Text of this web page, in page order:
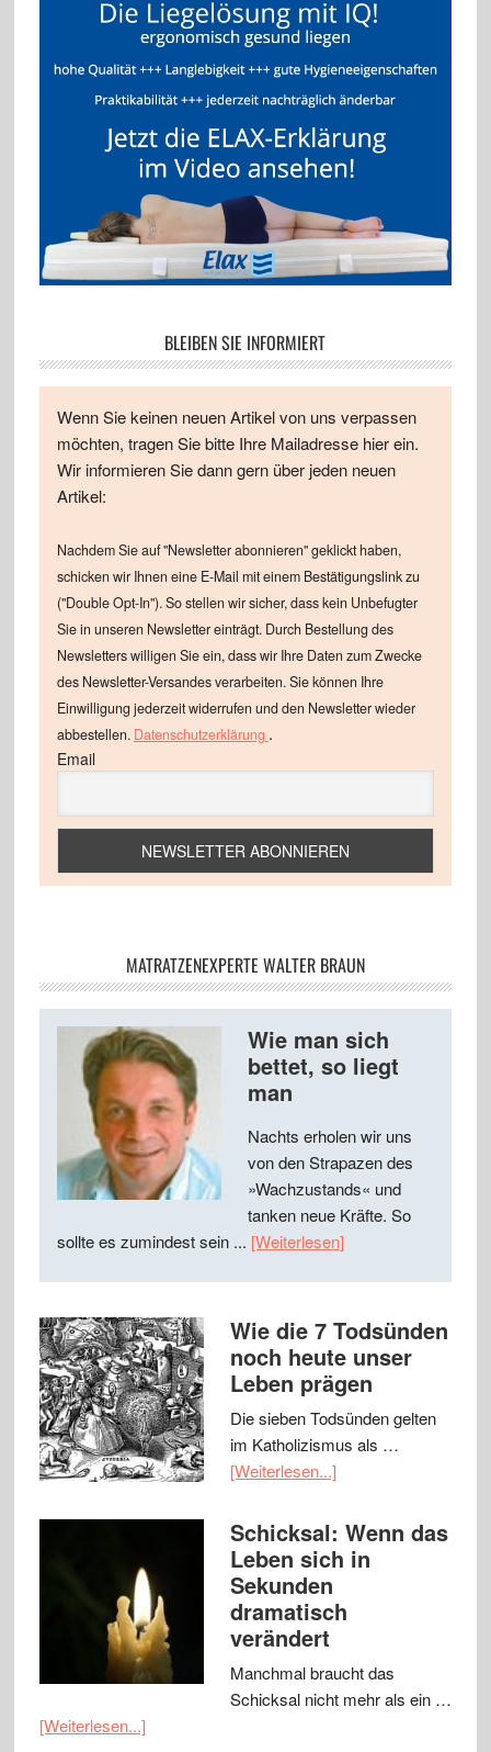
BLEIBEN SIE INFORMIERT
Wenn Sie keinen neuen Artikel von uns verpassen
möchten, tragen Sie bitte Ihre Mailadresse hier ein.
Wir informieren Sie dann gern über jeden neuen
Artikel:
Nachdem Sie auf "Newsletter abonnieren" geklickt haben,
schicken wir Ihnen eine E-Mail mit einem Bestätigungslink zu
("Double Opt-In"). So stellen wir sicher, dass kein Unbefugter
Sie in unseren Newsletter einträgt. Durch Bestellung des
Newsletters willigen Sie ein, dass wir Ihre Daten zum Zwecke
des Newsletter-Versandes verarbeiten. Sie können Ihre
Einwilligung jederzeit widerrufen und den Newsletter wieder
abbestellen. Datenschutzerklärung .
Email
MATRATZENEXPERTE WALTER BRAUN
Wie man sich
bettet, so liegt
man
Nachts erholen wir uns
von den Strapazen des
»Wachzustands« und
tanken neue Kräfte. So
sollte es zumindest sein ... [Weiterlesen]
Wie die 7 Todsünden
noch heute unser
Leben prägen
Die sieben Todsünden gelten
im Katholizismus als …
[Weiterlesen...]
Schicksal: Wenn das
Leben sich in
Sekunden
dramatisch
verändert
Manchmal braucht das
Schicksal nicht mehr als ein …
[Weiterlesen...]